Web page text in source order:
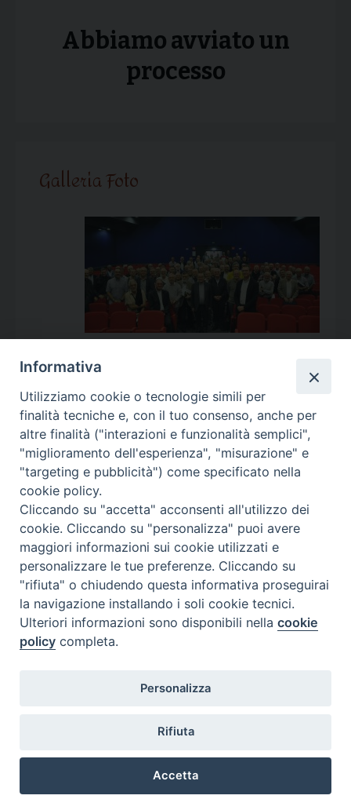
Abbiamo avviato un
processo
Galleria Foto
Calendario Appuntamenti
<< Ago 2026 >>
l m m g v s
d
27
28
3
4 5 6 7 8
9
10
11 12 13 14 15
17
18 19 21
24 25 26 27 28 29 30
31 1
diaconato@seminario.milano.it
Informativa
Utilizziamo cookie o tecnologie simili per
finalità tecniche e, con il tuo consenso, anche per
altre finalità ("interazioni e funzionalità semplici",
"miglioramento dell'esperienza", "misurazione" e
"targeting e pubblicità") come specificato nella
cookie policy.
Cliccando su "accetta" acconsenti all'utilizzo dei
cookie. Cliccando su "personalizza" puoi avere
maggiori informazioni sui cookie utilizzati e
personalizzare le tue preferenze. Cliccando su
"rifiuta" o chiudendo questa informativa proseguirai
la navigazione installando i soli cookie tecnici.
Ulteriori informazioni sono disponibili nellacookie
policy completa.
Personalizza
Rifiuta
Accetta